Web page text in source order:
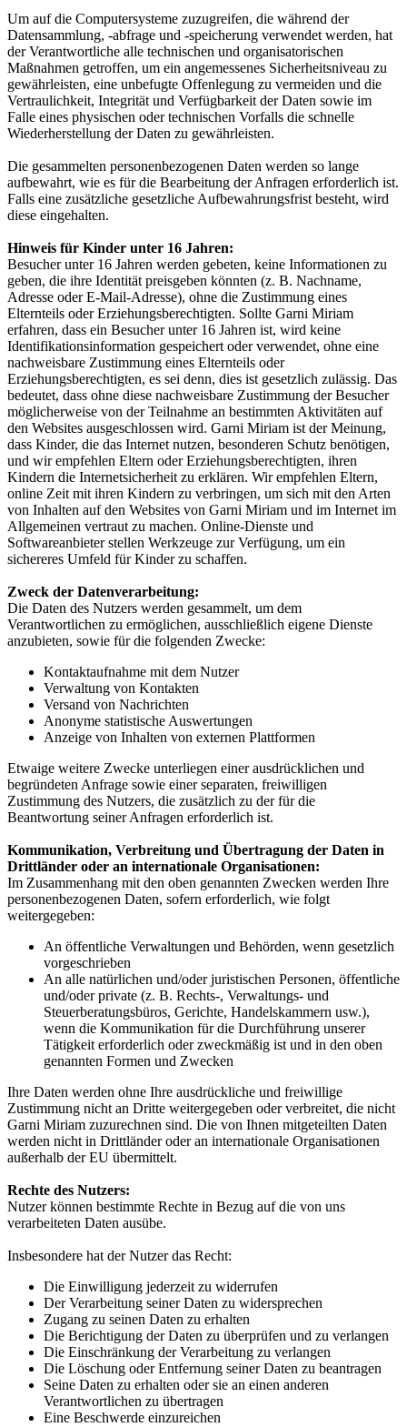
Um auf die Computersysteme zuzugreifen, die während der
Datensammlung, -abfrage und -speicherung verwendet werden, hat
der Verantwortliche alle technischen und organisatorischen
Maßnahmen getroffen, um ein angemessenes Sicherheitsniveau zu
gewährleisten, eine unbefugte Offenlegung zu vermeiden und die
Vertraulichkeit, Integrität und Verfügbarkeit der Daten sowie im
Falle eines physischen oder technischen Vorfalls die schnelle
Wiederherstellung der Daten zu gewährleisten.
Die gesammelten personenbezogenen Daten werden so lange
aufbewahrt, wie es für die Bearbeitung der Anfragen erforderlich ist.
Falls eine zusätzliche gesetzliche Aufbewahrungsfrist besteht, wird
diese eingehalten.
Hinweis für Kinder unter 16 Jahren:
Besucher unter 16 Jahren werden gebeten, keine Informationen zu
geben, die ihre Identität preisgeben könnten (z. B. Nachname,
Adresse oder E-Mail-Adresse), ohne die Zustimmung eines
Elternteils oder Erziehungsberechtigten. Sollte Garni Miriam
erfahren, dass ein Besucher unter 16 Jahren ist, wird keine
Identifikationsinformation gespeichert oder verwendet, ohne eine
nachweisbare Zustimmung eines Elternteils oder
Erziehungsberechtigten, es sei denn, dies ist gesetzlich zulässig. Das
bedeutet, dass ohne diese nachweisbare Zustimmung der Besucher
möglicherweise von der Teilnahme an bestimmten Aktivitäten auf
den Websites ausgeschlossen wird. Garni Miriam ist der Meinung,
dass Kinder, die das Internet nutzen, besonderen Schutz benötigen,
und wir empfehlen Eltern oder Erziehungsberechtigten, ihren
Kindern die Internetsicherheit zu erklären. Wir empfehlen Eltern,
online Zeit mit ihren Kindern zu verbringen, um sich mit den Arten
von Inhalten auf den Websites von Garni Miriam und im Internet im
Allgemeinen vertraut zu machen. Online-Dienste und
Softwareanbieter stellen Werkzeuge zur Verfügung, um ein
sichereres Umfeld für Kinder zu schaffen.
Zweck der Datenverarbeitung:
Die Daten des Nutzers werden gesammelt, um dem
Verantwortlichen zu ermöglichen, ausschließlich eigene Dienste
anzubieten, sowie für die folgenden Zwecke:
Kontaktaufnahme mit dem Nutzer
Verwaltung von Kontakten
Versand von Nachrichten
Anonyme statistische Auswertungen
Anzeige von Inhalten von externen Plattformen
Etwaige weitere Zwecke unterliegen einer ausdrücklichen und
begründeten Anfrage sowie einer separaten, freiwilligen
Zustimmung des Nutzers, die zusätzlich zu der für die
Beantwortung seiner Anfragen erforderlich ist.
Kommunikation, Verbreitung und Übertragung der Daten in
Drittländer oder an internationale Organisationen:
Im Zusammenhang mit den oben genannten Zwecken werden Ihre
personenbezogenen Daten, sofern erforderlich, wie folgt
weitergegeben:
An öffentliche Verwaltungen und Behörden, wenn gesetzlich
vorgeschrieben
An alle natürlichen und/oder juristischen Personen, öffentliche
und/oder private (z. B. Rechts-, Verwaltungs- und
Steuerberatungsbüros, Gerichte, Handelskammern usw.),
wenn die Kommunikation für die Durchführung unserer
Tätigkeit erforderlich oder zweckmäßig ist und in den oben
genannten Formen und Zwecken
Ihre Daten werden ohne Ihre ausdrückliche und freiwillige
Zustimmung nicht an Dritte weitergegeben oder verbreitet, die nicht
Garni Miriam zuzurechnen sind. Die von Ihnen mitgeteilten Daten
werden nicht in Drittländer oder an internationale Organisationen
außerhalb der EU übermittelt.
Rechte des Nutzers:
Nutzer können bestimmte Rechte in Bezug auf die von uns
verarbeiteten Daten ausübe.
Insbesondere hat der Nutzer das Recht:
Die Einwilligung jederzeit zu widerrufen
Der Verarbeitung seiner Daten zu widersprechen
Zugang zu seinen Daten zu erhalten
Die Berichtigung der Daten zu überprüfen und zu verlangen
Die Einschränkung der Verarbeitung zu verlangen
Die Löschung oder Entfernung seiner Daten zu beantragen
Seine Daten zu erhalten oder sie an einen anderen
Verantwortlichen zu übertragen
Eine Beschwerde einzureichen